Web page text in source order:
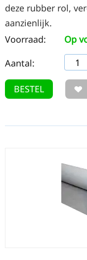
deze rubber rol,
aanzienlijk.
Voorraad:
Op
Aantal:
BESTEL